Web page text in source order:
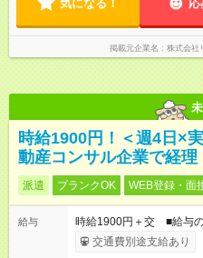
気になる！ 応
掲載元企業名 株式会社
時給1900円！＜週4日×
動産コンサル企業で経理
派遣 ブランクOK WEB登録・面
給与
時給1900円＋交 ■給与の
交通費別途支給あり